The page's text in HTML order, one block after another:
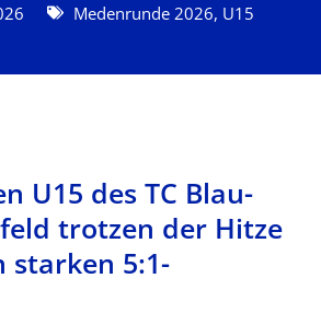
Medenrunde 2026, U15
U15 des TC Blau-
trotzen der Hitze
starken 5:1-